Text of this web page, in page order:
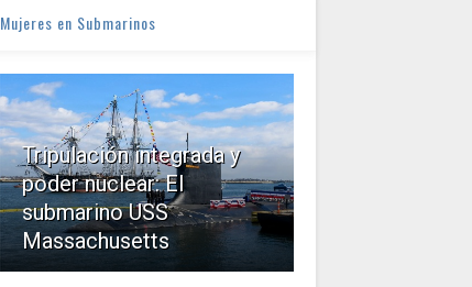
Mujeres en Submarinos
Tripulación integrada y
poder nuclear: El
submarino USS
Massachusetts